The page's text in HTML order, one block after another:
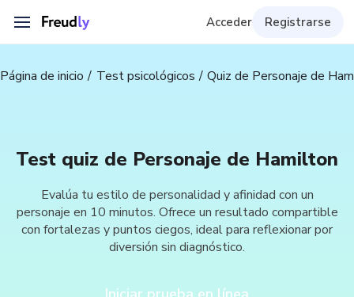
Acceder Registrarse
Página de inicio Test psicológicos Quiz de Personaje de
Test quiz de Personaje de Hamilton
Evalúa tu estilo de personalidad y afinidad con un
personaje en 10 minutos. Ofrece un resultado compartible
con fortalezas y puntos ciegos, ideal para reflexionar por
diversión sin diagnóstico.